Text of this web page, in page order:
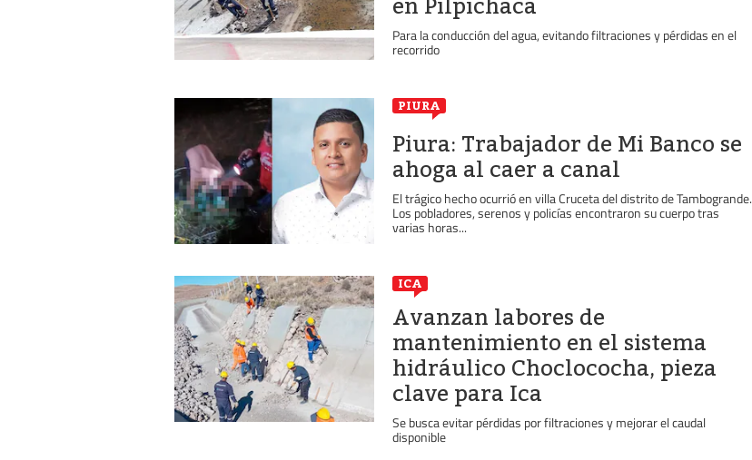
en Pilpichaca
Para la conducción del agua, evitando filtraciones y pérdidas en el
recorrido
PIURA
Piura: Trabajador de Mi Banco se
ahoga al caer a canal
El trágico hecho ocurrió en villa Cruceta del distrito de Tambogrande.
Los pobladores, serenos y policías encontraron su cuerpo tras
varias horas...
ICA
Avanzan labores de
mantenimiento en el sistema
hidráulico Choclococha, pieza
clave para Ica
Se busca evitar pérdidas por filtraciones y mejorar el caudal
disponible